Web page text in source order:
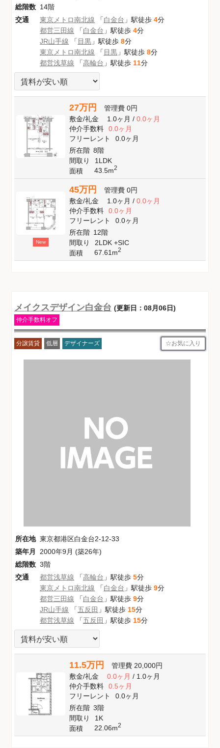
総階数 14階
交通
東京メトロ南北線 「白金台 」駅徒歩 4分
都営三田線 「白金台 」駅徒歩 4分
JR山手線 「目黒 」駅徒歩 8分
東京メトロ南北線 「目黒 」駅徒歩 8分
都営浅草線 「高輪台 」駅徒歩 11分
27万円 管理費 0円
敷金/礼金 1.0ヶ月/ 0.0ヶ月
仲介手数料
0.0ヶ月
フリーレント
0.0ヶ月
所在階 8階
間取り
1LDK
面積
43.5m2
New
45万円 管理費 0円
敷金/礼金 1.0ヶ月/ 0.0ヶ月
仲介手数料
0.0ヶ月
フリーレント
0.0ヶ月
所在階 12階
間取り
2LDK +SIC
面積
67.61m2
メイクスデザイン白金台 (更新日：08月06日)
仲介手数料オフ
分譲賃貸 低層 デザイナーズ お気に入り
所在地 東京都港区白金台2-12-33
築年月
2000年9月 (築26年)
総階数 3階
交通
都営浅草線 「高輪台 」駅徒歩 5分
東京メトロ南北線 「白金台 」駅徒歩 9分
都営三田線 「白金台 」駅徒歩 9分
JR山手線 「五反田 」駅徒歩 15分
都営浅草線 「五反田 」駅徒歩 15分
11.5万円 管理費 20,000円
敷金/礼金 0.0ヶ月/ 1.0ヶ月
仲介手数料
0.5ヶ月
フリーレント
0.0ヶ月
所在階 3階
間取り
1K
面積
22.06m2